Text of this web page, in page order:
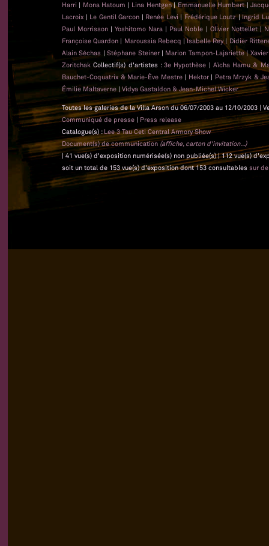
Harri | Mona Hatoum | Lina Hentgen|Emmanuelle Humbert|
Lacroix | Le Gentil Garcon | Renée Levi| Frédérique Loutz|Ingrid
Paul Morrisson |Yoshitomo Nara | Paul Noble | Olivier Nottellet|
Françoise Quardon | Maroussia Rebecq |Isabelle Rey| Didier
Alain Séchas |Stéphane Steiner | Marion Tampon-Lajariette|
ZoritchakCollectif(s) d'artistes :3e Hypothèse | Aïcha Hamu &
Bauchet-Coquatrix & Marie-Ève Mestre | Hektor | Petra Mrzyk &
Émilie Maltaverne | Vidya Gastaldon & Jean-Michel Wicker
Toutes les galeries de la Villa Arson du 06/07/2003 au 12/10/2003 |
Communiqué de presse | Press release
Catalogue(s) :Lee 3 Tau Ceti Central Armory Show
Document(s) de communication (affiche, carton d'invitation...)
| 41 vue(s) d'exposition numérisée(s) non publiée(s) | 112 vue(s)
soit un total de 153 vue(s) d'exposition dont 153 consultables sur